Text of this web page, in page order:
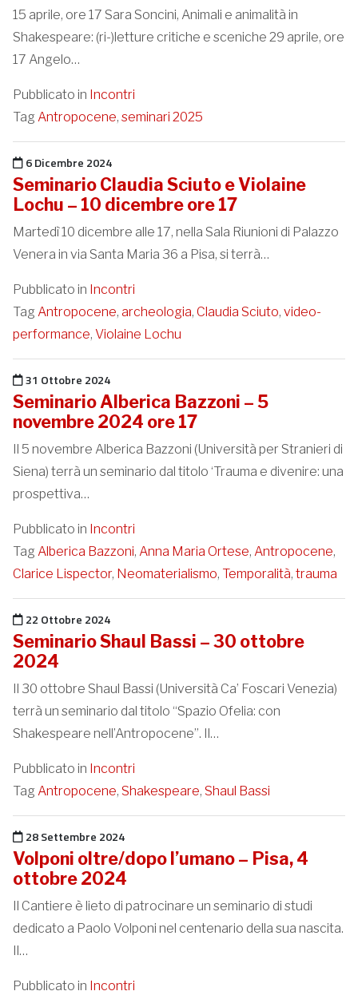
15 aprile, ore 17 Sara Soncini, Animali e animalità in
Shakespeare: (ri-)letture critiche e sceniche 29 aprile, ore
17 Angelo…
Pubblicato in Incontri
Tag Antropocene, seminari 2025
Pubblicato il
6 Dicembre 2024
Seminario Claudia Sciuto e Violaine
Lochu – 10 dicembre ore 17
Martedì 10 dicembre alle 17, nella Sala Riunioni di Palazzo
Venera in via Santa Maria 36 a Pisa, si terrà…
Pubblicato in Incontri
Tag Antropocene, archeologia, Claudia Sciuto, video-
performance, Violaine Lochu
Pubblicato il
31 Ottobre 2024
Seminario Alberica Bazzoni – 5
novembre 2024 ore 17
Il 5 novembre Alberica Bazzoni (Università per Stranieri di
Siena) terrà un seminario dal titolo ‘Trauma e divenire: una
prospettiva…
Pubblicato in Incontri
Tag Alberica Bazzoni, Anna Maria Ortese, Antropocene,
Clarice Lispector, Neomaterialismo, Temporalità, trauma
Pubblicato il
22 Ottobre 2024
Seminario Shaul Bassi – 30 ottobre
2024
Il 30 ottobre Shaul Bassi (Università Ca’ Foscari Venezia)
terrà un seminario dal titolo “Spazio Ofelia: con
Shakespeare nell’Antropocene”. Il…
Pubblicato in Incontri
Tag Antropocene, Shakespeare, Shaul Bassi
Pubblicato il
28 Settembre 2024
Volponi oltre/dopo l’umano – Pisa, 4
ottobre 2024
Il Cantiere è lieto di patrocinare un seminario di studi
dedicato a Paolo Volponi nel centenario della sua nascita.
Il…
Pubblicato in Incontri